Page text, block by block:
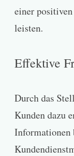
einer
leisten.
Effektive
Durch das
Kunden dazu
Informationen